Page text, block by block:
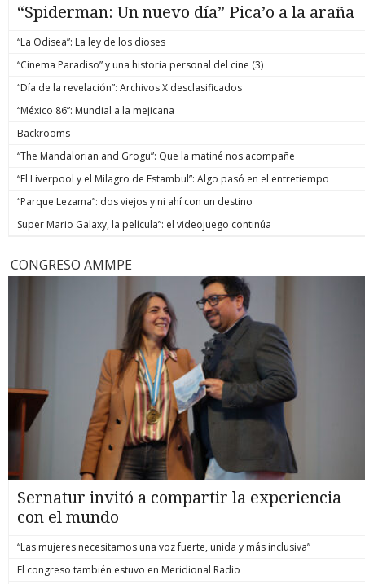
“Spiderman: Un nuevo día” Pica’o a la araña
“La Odisea”: La ley de los dioses
“Cinema Paradiso” y una historia personal del cine (3)
“Día de la revelación”: Archivos X desclasificados
“México 86”: Mundial a la mejicana
Backrooms
“The Mandalorian and Grogu”: Que la matiné nos acompañe
“El Liverpool y el Milagro de Estambul”: Algo pasó en el entretiempo
“Parque Lezama”: dos viejos y ni ahí con un destino
Super Mario Galaxy, la película”: el videojuego continúa
CONGRESO AMMPE
Sernatur invitó a compartir la experiencia
con el mundo
“Las mujeres necesitamos una voz fuerte, unida y más inclusiva”
El congreso también estuvo en Meridional Radio